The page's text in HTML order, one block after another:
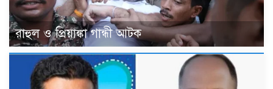
রাহুল ও প্রিয়াঙ্কা গান্ধী আটক